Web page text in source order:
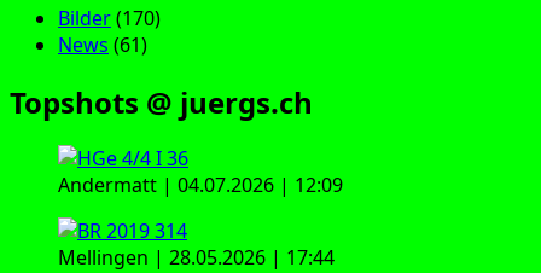
Bilder(170)
News (61)
Topshots @ juergs.ch
Andermatt | 04.07.2026 | 12:09
Mellingen | 28.05.2026 | 17:44